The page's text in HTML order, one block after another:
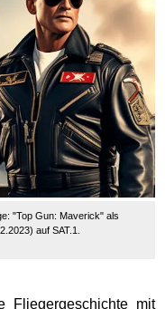
"Top Gun: Maverick" als
auf SAT.1.
Fliegergeschichte mit